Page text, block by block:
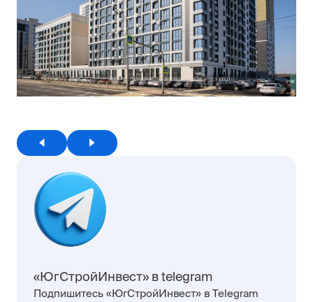
«ЮгСтройИнвест» в telegram
Подпишитесь «ЮгСтройИнвест» в Telegram